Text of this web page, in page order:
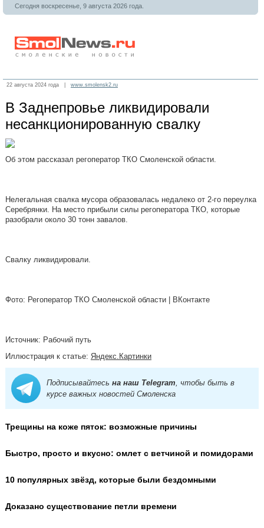
Сегодня воскресенье, 9 августа 2026 года.
22 августа 2024 года | www.smolensk2.ru
В Заднепровье ликвидировали
несанкционированную свалку
Об этом рассказал регоператор ТКО Смоленской области.
Нелегальная свалка мусора образовалась недалеко от 2-го переулка
Серебрянки. На место прибыли силы регоператора ТКО, которые
разобрали около 30 тонн завалов.
Свалку ликвидировали.
Фото: Регоператор ТКО Смоленской области | ВКонтакте
Источник: Рабочий путь
Иллюстрация к статье: Яндекс.Картинки
Подписывайтесь на наш Telegram, чтобы быть в
курсе важных новостей Смоленска
Трещины на коже пяток: возможные причины
Быстро, просто и вкусно: омлет с ветчиной и помидорами
10 популярных звёзд, которые были бездомными
Доказано существование петли времени